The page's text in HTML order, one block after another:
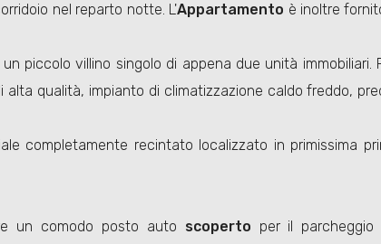
nel reparto notte. L'Appartamento è inoltre
piccolo villino singolo di appena due unità
qualità, impianto di climatizzazione caldo freddo,
completamente recintato localizzato in primissima
un comodo posto auto scoperto per il